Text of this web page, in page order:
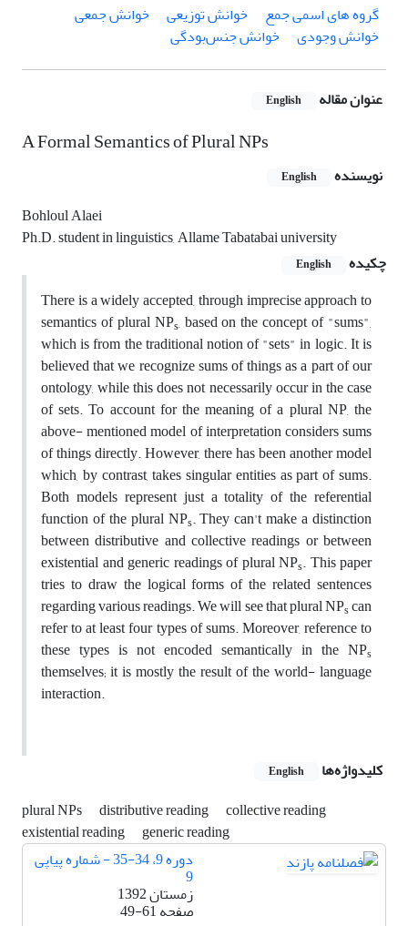
گروه های اسمی جمع
خوانش توزیعی
خوانش جمعی
خوانش وجودی
خوانش جنس‌بودگی
عنوان مقاله English
A Formal Semantics of Plural NPs
نویسنده English
Bohloul Alaei
Ph.D. student in linguistics, Allame Tabatabai university
چکیده
English
There is a widely accepted, through imprecise approach to
semantics of plural NPs, based on the concept of "sums",
which is from the traditional notion of "sets" in logic. It is
believed that we recognize sums of things as a part of our
ontology, while this does not necessarily occur in the case
of sets. To account for the meaning of a plural NP, the
above- mentioned model of interpretation considers sums
of things directly. However, there has been another model
which, by contrast, takes singular entities as part of sums.
Both models represent just a totality of the referential
function of the plural NPs. They can't make a distinction
between distributive and collective readings or between
existential and generic readings of plural NPs. This paper
tries to draw the logical forms of the related sentences
regarding various readings. We will see that plural NPscan
refer to at least four types of sums. Moreover, reference to
these types is not encoded semantically in the NPs
themselves; it is mostly the result of the world- language
interaction.
کلیدواژه‌ها English
plural NPs distributive reading
collective reading
existential reading
generic reading
دوره 9، 34-35 - شماره پیاپی
9
زمستان 1392
صفحه49-61